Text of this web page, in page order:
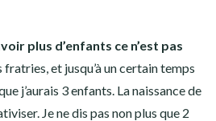
plus d’enfants ce n’est pas
fratries, et jusqu’à un certain temps
j’aurais 3 enfants. La naissance de
Je ne dis pas non plus que 2